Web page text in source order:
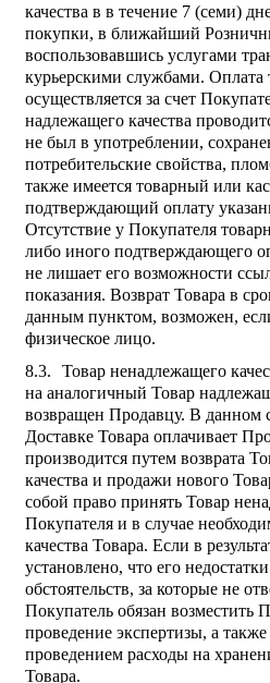
качества в в течение 7 (семи)
покупки, в ближайший
воспользовавшись услугами
курьерскими службами. Оплата
осуществляется за счет
надлежащего качества
не был в употреблении,
потребительские свойства,
также имеется товарный или
подтверждающий оплату
Отсутствие у Покупателя
либо иного подтверждающего
не лишает его возможности
показания. Возврат Товара в
данным пунктом, возможен,
физическое лицо.
Товар ненадлежащего
на аналогичный Товар
возвращен Продавцу. В данном
Доставке Товара оплачивает
производится путем возврата
качества и продажи нового
собой право принять Товар
Покупателя и в случае
качества Товара. Если в
установлено, что его
обстоятельств, за которые не
Покупатель обязан возместить
проведение экспертизы, а
проведением расходы на
Товара.